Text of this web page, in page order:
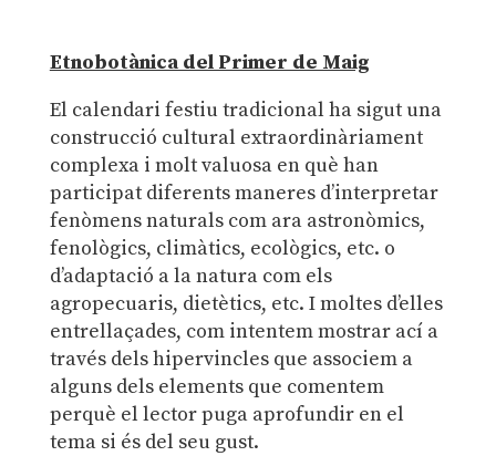
Etnobotànica del Primer de Maig
El calendari festiu tradicional ha sigut una
construcció cultural extraordinàriament
complexa i molt valuosa en què han
participat diferents maneres d’interpretar
fenòmens naturals com ara astronòmics,
fenològics, climàtics, ecològics, etc. o
d’adaptació a la natura com els
agropecuaris, dietètics, etc. I moltes d’elles
entrellaçades, com intentem mostrar ací a
través dels hipervincles que associem a
alguns dels elements que comentem
perquè el lector puga aprofundir en el
tema si és del seu gust.